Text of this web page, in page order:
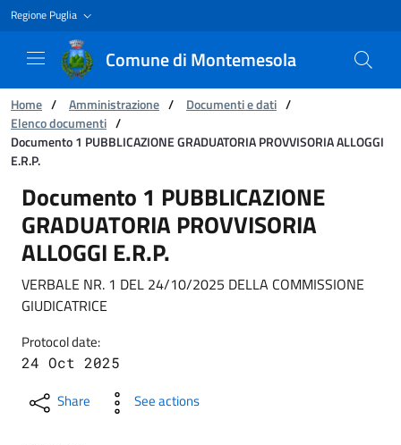
Regione Puglia
Comune di Montemesola
You are:
Home / Amministrazione / Documenti e dati /
Elenco documenti /
Documento 1 PUBBLICAZIONE GRADUATORIA PROVVISORIA ALLOGGI
E.R.P.
Documento 1 PUBBLICAZIONE
Documento 1 PUBBLICAZIONE
GRADUATORIA PROVVISORIA
ALLOGGI E.R.P.
VERBALE NR. 1 DEL 24/10/2025 DELLA COMMISSIONE
GIUDICATRICE
Protocol date:
24 Oct 2025
Share See actions